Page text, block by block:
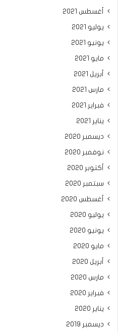
أغسطس 2021
يوليو 2021
يونيو 2021
مايو 2021
أبريل 2021
مارس 2021
فبراير 2021
يناير 2021
ديسمبر 2020
نوفمبر 2020
أكتوبر 2020
سبتمبر 2020
أغسطس 2020
يوليو 2020
يونيو 2020
مايو 2020
أبريل 2020
مارس 2020
فبراير 2020
يناير 2020
ديسمبر 2019